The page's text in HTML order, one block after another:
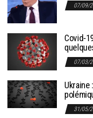
07/09/
Covid-
07/03/
Ukraine
31/05/